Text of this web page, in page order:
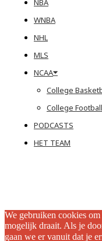
NBA
WNBA
NHL
MLS
NCAA
College
College Football
PODCASTS
HET TEAM
We gebruiken cookies
mogelijk draait. Als je
gaan we er vanuit dat je